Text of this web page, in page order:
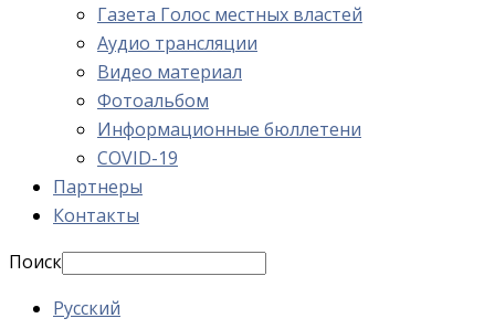
Газета Голос местных властей
Аудио трансляции
Видео материал
Фотоальбом
Информационные бюллетени
COVID-19
Партнеры
Контакты
Поиск
Русский